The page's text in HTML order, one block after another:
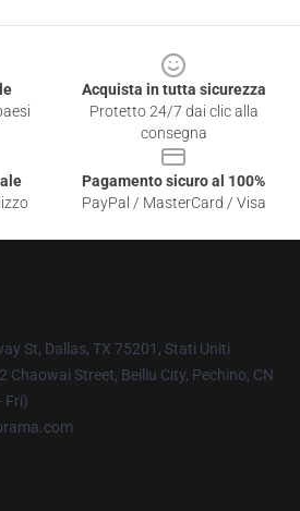
Acquista in tutta sicurezza
Protetto 24/7 dai clic alla
consegna
Pagamento sicuro al 100%
PayPal / MasterCard / Visa
St, Dallas, TX 75201, Stati Uniti
Chaowai Street, Beiliu City, Pechino, CN
Fri)